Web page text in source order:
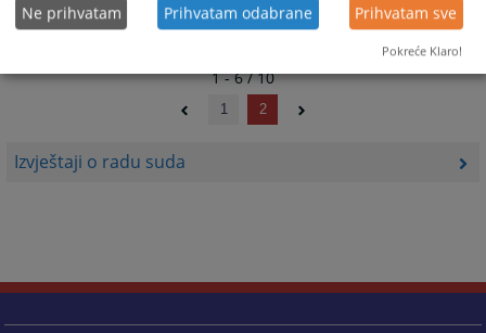
Izvještaji o radu suda
dates.
dates.
1 - 6 / 10
1 2
Ne prihvatam Prihvatam odabrane Prihvatam sve
Pokreće Klaro!